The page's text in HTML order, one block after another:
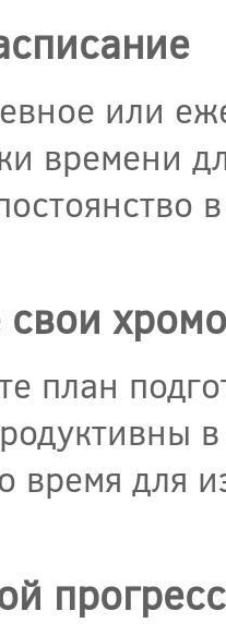
или
времени
свои
план
время
прогресс